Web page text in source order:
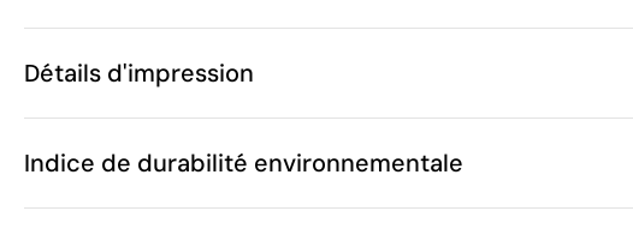
Caractéristiques
Code du produit
Poids
94 g
Matière
Polyester, Nylon 600D
Détails d'impression
Indice de durabilité environnementale